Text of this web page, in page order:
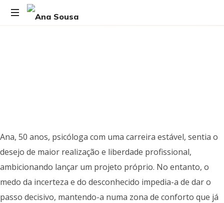
Ana, 50 anos, psicóloga com uma carreira estável, sentia o
desejo de maior realização e liberdade profissional,
ambicionando lançar um projeto próprio. No entanto, o
medo da incerteza e do desconhecido impedia-a de dar o
passo decisivo, mantendo-a numa zona de conforto que já